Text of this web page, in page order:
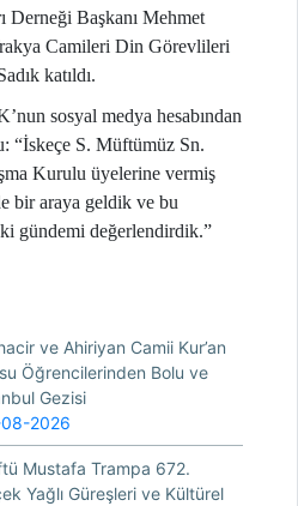
Derneği Başkanı Mehmet
Camileri Din Görevlileri
katıldı.
sosyal medya hesabından
“İskeçe S. Müftümüz Sn.
Kurulu üyelerine vermiş
bir araya geldik ve bu
gündemi değerlendirdik.”
ve Ahiriyan Camii Kur’an
Öğrencilerinden Bolu ve
Gezisi
2026
Mustafa Trampa 672.
Yağlı Güreşleri ve Kültürel